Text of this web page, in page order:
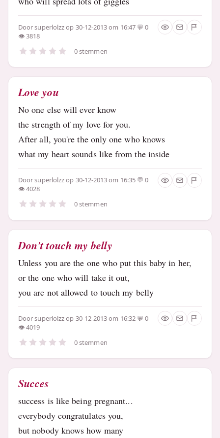
Doorsuperlolzzop 30-12-2013 om 16:47
0
3818
0 stemmen
Love you
No one else will ever know
the strength of my love for you.
After all, you're the only one who knows
what my heart sounds like from the inside
Doorsuperlolzzop 30-12-2013 om 16:35
0
4028
0 stemmen
Don't touch my belly
Unless you are the one who put this baby in her,
or the one who will take it out,
you are not allowed to touch my belly
Doorsuperlolzzop 30-12-2013 om 16:32
0
4019
0 stemmen
Succes
success is like being pregnant...
everybody congratulates you,
but nobody knows how many